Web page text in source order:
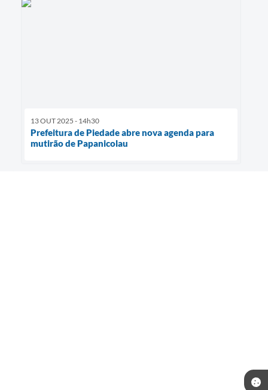
13 OUT 2025 - 14h30
Prefeitura de Piedade abre nova agenda para
mutirão de Papanicolau